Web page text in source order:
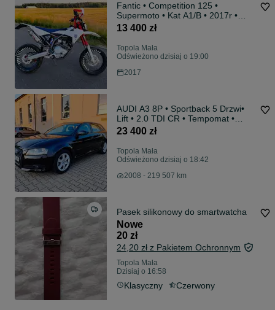
Fantic • Competition 125 •
Supermoto • Kat A1/B • 2017r •
Super Stan !!
13 400 zł
Topola Mała
Odświeżono dzisiaj o 19:00
2017
AUDI A3 8P • Sportback 5 Drzwi•
Lift • 2.0 TDI CR • Tempomat •
Podgrzewane Fotele •
23 400 zł
Topola Mała
Odświeżono dzisiaj o 18:42
2008 - 219 507 km
Pasek silikonowy do smartwatcha
Nowe
20 zł
24,20 zł z Pakietem Ochronnym
Topola Mała
Dzisiaj o 16:58
Klasyczny Czerwony